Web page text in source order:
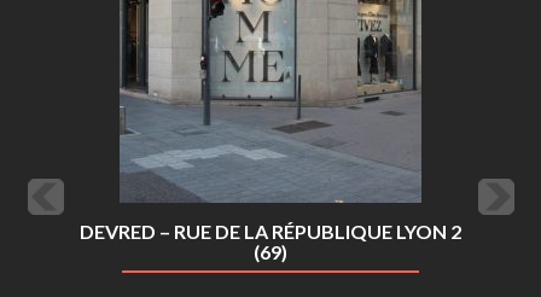
DEVRED – RUE DE LA RÉPUBLIQUE LYON 2
(69)